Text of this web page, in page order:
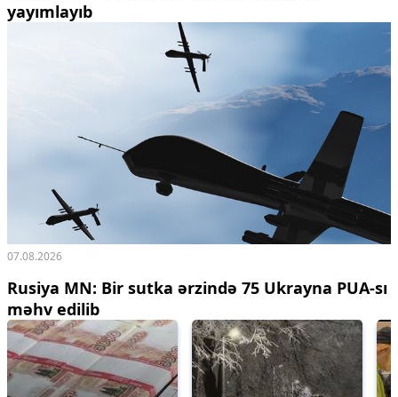
yayımlayıb
07.08.2026
Rusiya MN: Bir sutka ərzində 75 Ukrayna PUA-sı
məhv edilib